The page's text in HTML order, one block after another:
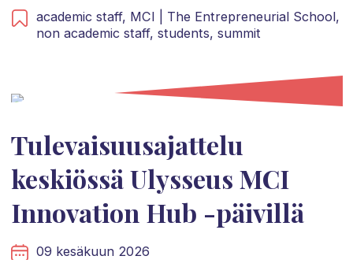
academic staff, MCI | The Entrepreneurial School,
non academic staff, students, summit
Tulevaisuusajattelu
keskiössä Ulysseus MCI
Innovation Hub -päivillä
09 kesäkuun 2026